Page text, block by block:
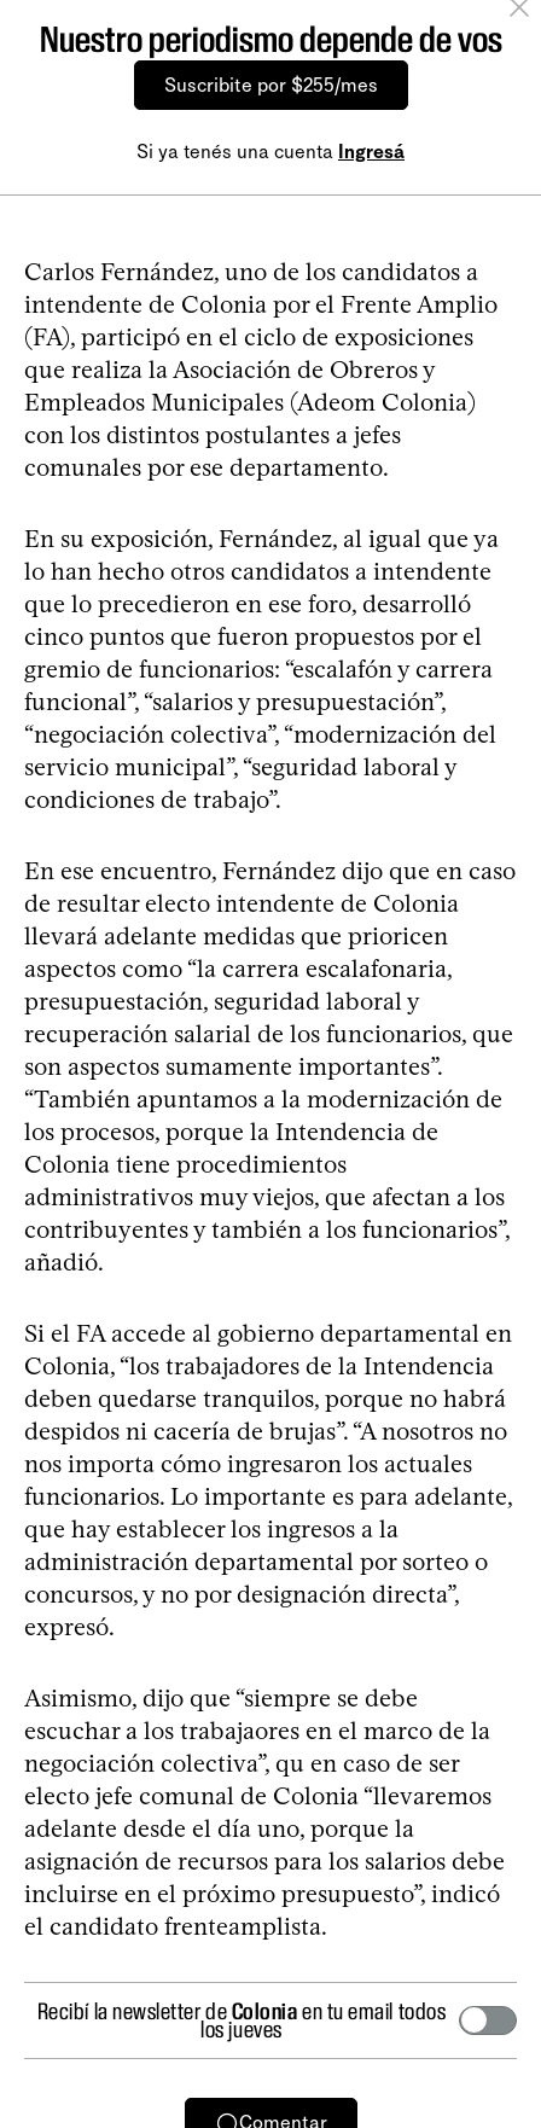
Nuestro periodismo depende de vos
Suscribite por $255/mes
Si ya tenés una cuenta Ingresá
Carlos Fernández, uno de los candidatos a
intendente de Colonia por el Frente Amplio
(FA), participó en el ciclo de exposiciones
que realiza la Asociación de Obreros y
Empleados Municipales (Adeom Colonia)
con los distintos postulantes a jefes
comunales por ese departamento.
En su exposición, Fernández, al igual que ya
lo han hecho otros candidatos a intendente
que lo precedieron en ese foro, desarrolló
cinco puntos que fueron propuestos por el
gremio de funcionarios: “escalafón y carrera
funcional”, “salarios y presupuestación”,
“negociación colectiva”, “modernización del
servicio municipal”, “seguridad laboral y
condiciones de trabajo”.
En ese encuentro, Fernández dijo que en caso
de resultar electo intendente de Colonia
llevará adelante medidas que prioricen
aspectos como “la carrera escalafonaria,
presupuestación, seguridad laboral y
recuperación salarial de los funcionarios, que
son aspectos sumamente importantes”.
“También apuntamos a la modernización de
los procesos, porque la Intendencia de
Colonia tiene procedimientos
administrativos muy viejos, que afectan a los
contribuyentes y también a los funcionarios”,
añadió.
Si el FA accede al gobierno departamental en
Colonia, “los trabajadores de la Intendencia
deben quedarse tranquilos, porque no habrá
despidos ni cacería de brujas”. “A nosotros no
nos importa cómo ingresaron los actuales
funcionarios. Lo importante es para adelante,
que hay establecer los ingresos a la
administración departamental por sorteo o
concursos, y no por designación directa”,
expresó.
Asimismo, dijo que “siempre se debe
escuchar a los trabajaores en el marco de la
negociación colectiva”, qu en caso de ser
electo jefe comunal de Colonia “llevaremos
adelante desde el día uno, porque la
asignación de recursos para los salarios debe
incluirse en el próximo presupuesto”, indicó
el candidato frenteamplista.
Recibí la newsletter deColoniaen tu email todos
los jueves
Comentar